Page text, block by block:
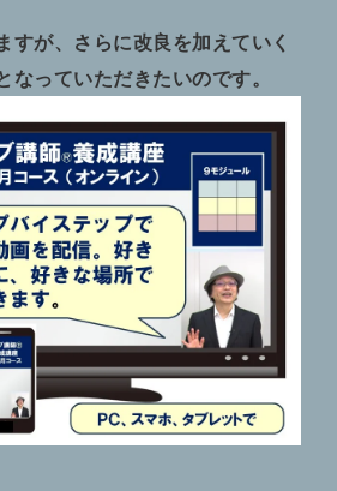
すが、さらに改良を加えていく
なっていただきたいのです。